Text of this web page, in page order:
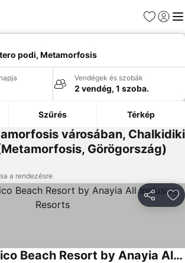
Kedvencek
podi, Metamorfosis
Vendégek és szobák
2 vendég, 1 szoba.
Szűrés Térkép
városában, Chalkidiki
Görögország)
a rendezésre
Bianco Olympico Beach Resort by Anayia All Inclusive Resorts